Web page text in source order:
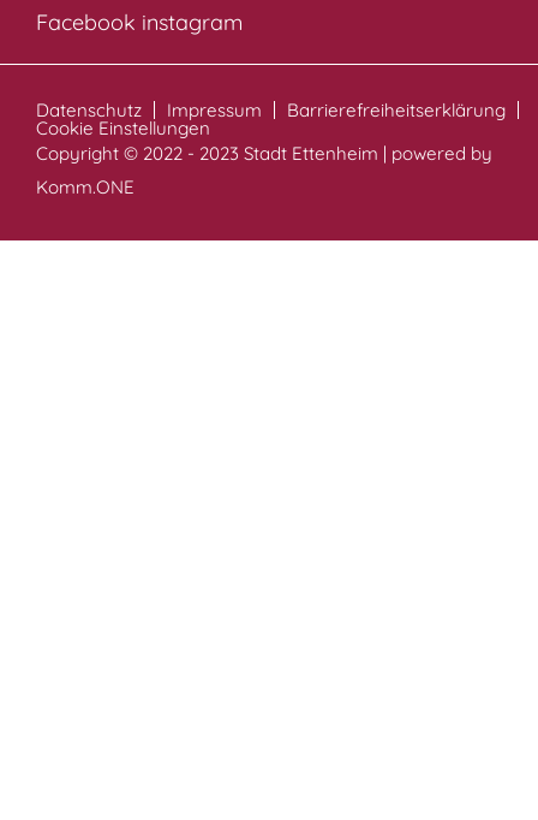
Facebook instagram
Datenschutz Impressum Barrierefreiheitserklärung
Cookie Einstellungen
Copyright © 2022 - 2023 Stadt Ettenheim | powered by
Komm.ONE